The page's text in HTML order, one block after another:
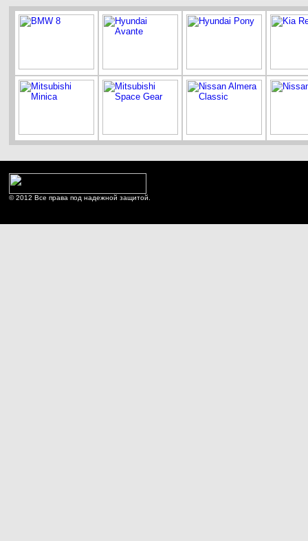
© 2012 Все права под надежной защитой.